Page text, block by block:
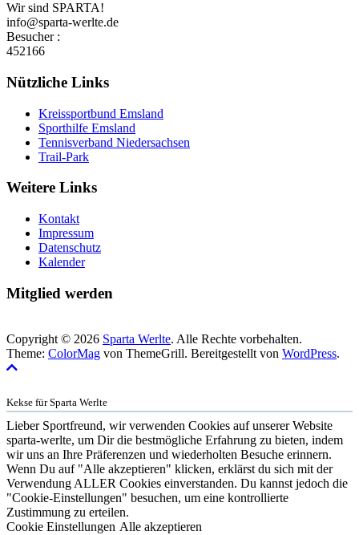
Wir sind SPARTA!
info@sparta-werlte.de
Besucher :
452166
Nützliche Links
Kreissportbund Emsland
Sporthilfe Emsland
Tennisverband Niedersachsen
Trail-Park
Weitere Links
Kontakt
Impressum
Datenschutz
Kalender
Mitglied werden
Copyright © 2026 Sparta Werlte. Alle Rechte vorbehalten.
Theme: ColorMag von ThemeGrill. Bereitgestellt von WordPress.
Kekse für Sparta Werlte
Lieber Sportfreund, wir verwenden Cookies auf unserer Website
sparta-werlte, um Dir die bestmögliche Erfahrung zu bieten, indem
wir uns an Ihre Präferenzen und wiederholten Besuche erinnern.
Wenn Du auf "Alle akzeptieren" klicken, erklärst du sich mit der
Verwendung ALLER Cookies einverstanden. Du kannst jedoch die
"Cookie-Einstellungen" besuchen, um eine kontrollierte
Zustimmung zu erteilen.
Cookie Einstellungen Alle akzeptieren